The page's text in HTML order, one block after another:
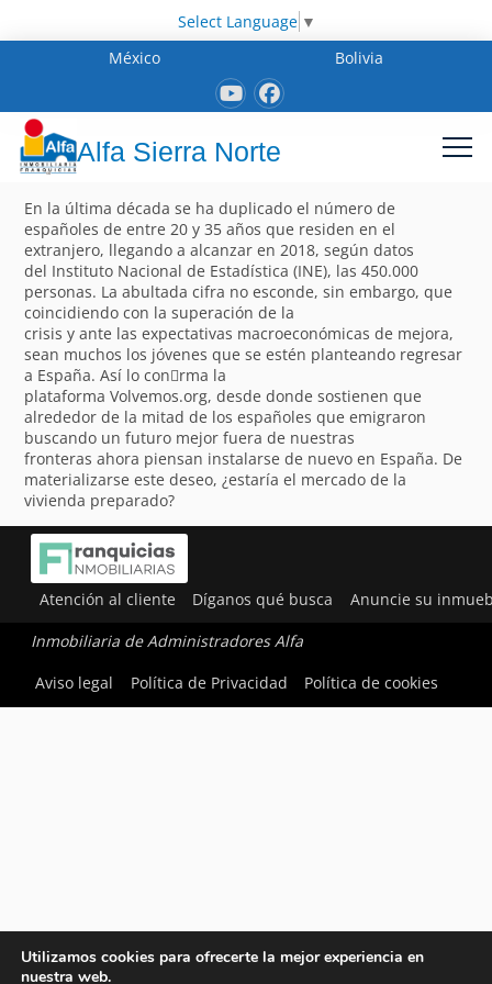
Select Language ▼
México
Bolivia
Alfa Sierra Norte
En la última década se ha duplicado el número de
españoles de entre 20 y 35 años que residen en el
extranjero, llegando a alcanzar en 2018, según datos
del Instituto Nacional de Estadística (INE), las 450.000
personas. La abultada cifra no esconde, sin embargo, que
coincidiendo con la superación de la
crisis y ante las expectativas macroeconómicas de mejora,
sean muchos los jóvenes que se estén planteando regresar
a España. Así lo con􀁽rma la
plataforma Volvemos.org, desde donde sostienen que
alrededor de la mitad de los españoles que emigraron
buscando un futuro mejor fuera de nuestras
fronteras ahora piensan instalarse de nuevo en España. De
materializarse este deseo, ¿estaría el mercado de la
vivienda preparado?
Atención al cliente Díganos qué busca Anuncie su
Inmobiliaria de Administradores Alfa
Aviso legal
Política de Privacidad Política de cookies
Utilizamos cookies para ofrecerte la mejor experiencia en
nuestra web.